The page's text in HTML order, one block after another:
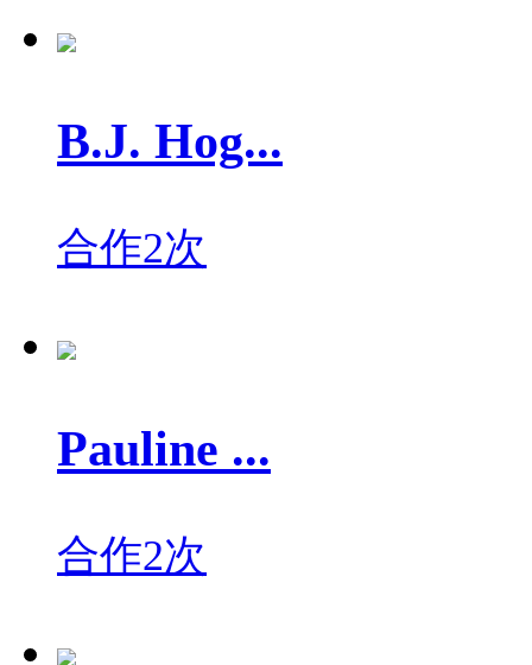
B.J. Hog...
合作2次
Pauline ...
合作2次